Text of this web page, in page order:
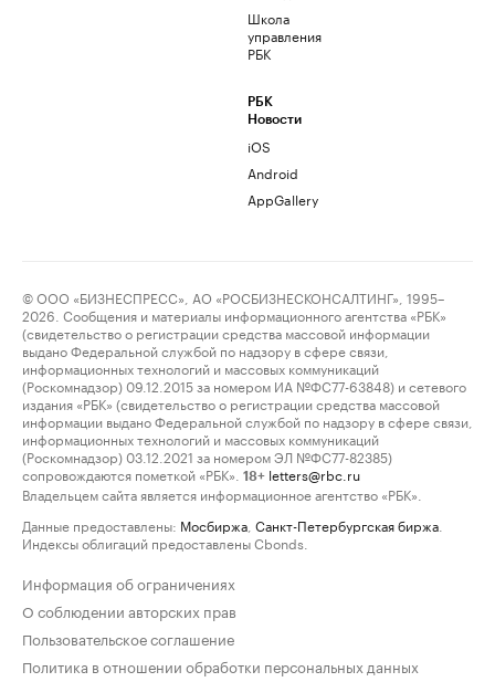
Школа
управления
РБК
РБК
Новости
iOS
Android
AppGallery
© ООО «БИЗНЕСПРЕСС», АО «РОСБИЗНЕСКОНСАЛТИНГ», 1995–
2026. Сообщения и материалы информационного агентства «РБК»
(свидетельство о регистрации средства массовой информации
выдано Федеральной службой по надзору в сфере связи,
информационных технологий и массовых коммуникаций
(Роскомнадзор) 09.12.2015 за номером ИА №ФС77-63848) и сетевого
издания «РБК» (свидетельство о регистрации средства массовой
информации выдано Федеральной службой по надзору в сфере связи,
информационных технологий и массовых коммуникаций
(Роскомнадзор) 03.12.2021 за номером ЭЛ №ФС77-82385)
сопровождаются пометкой «РБК».
18+ letters@rbc.ru
Владельцем сайта является информационное агентство «РБК».
Данные предоставлены: Мосбиржа Санкт-Петербургская биржа
Индексы облигаций предоставлены Cbonds.
Информация об ограничениях
О соблюдении авторских прав
Пользовательское соглашение
Политика в отношении обработки персональных данных